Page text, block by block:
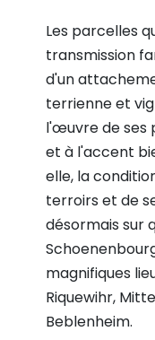
Les parcelles
transmission
d'un
terrienne et
l'œuvre de ses
et à l'accent
elle, la
terroirs et de
désormais sur
magnifiques
Riquewihr,
Beblenheim.